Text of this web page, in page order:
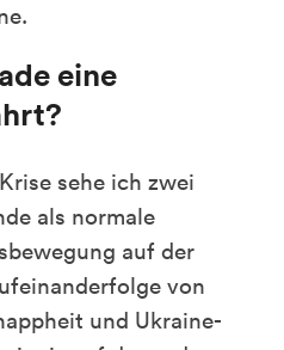
eine
sehe ich zwei
als normale
auf der
von
und Ukraine-